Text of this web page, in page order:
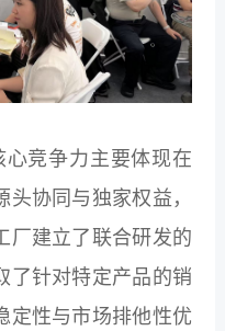
竞争力主要体现在
协同与独家权益，
厂建立了联合研发的
了针对特定产品的销
定性与市场排他性优